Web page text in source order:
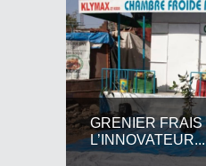
GRENIER FRAIS
L’INNOVATEUR...